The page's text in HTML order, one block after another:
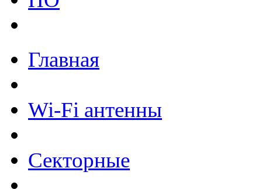
Главная
Wi-Fi антенны
Секторные